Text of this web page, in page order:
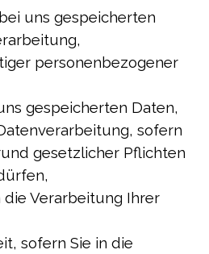
uns gespeicherten
personenbezogener
gespeicherten Daten,
sofern
gesetzlicher Pflichten
Verarbeitung Ihrer
sofern Sie in die